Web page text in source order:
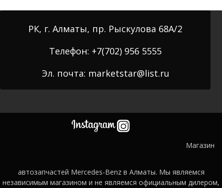
РК, г. Алматы, пр. Рыскулова 68А/2
Телефон: +7(702) 956 5555
Эл. почта: marketstar@list.ru
Магазин
автозапчастей Mercedes-Benz в Алматы. Мы являемся
независимым магазином и не являемся официальным дилером,